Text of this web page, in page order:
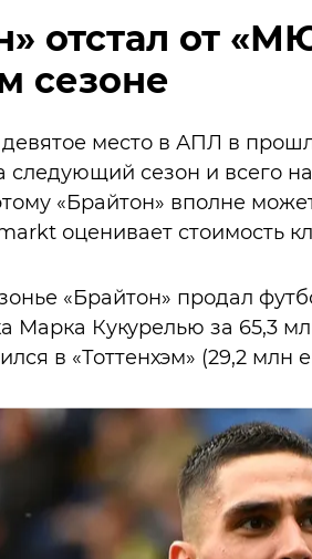
отстал от
сезоне
девятое место в АПЛ в
следующий сезон и всего
«Брайтон» вполне
оценивает стоимость
«Брайтон» продал
Марка Кукурелью за 65,3
в «Тоттенхэм» (29,2 млн